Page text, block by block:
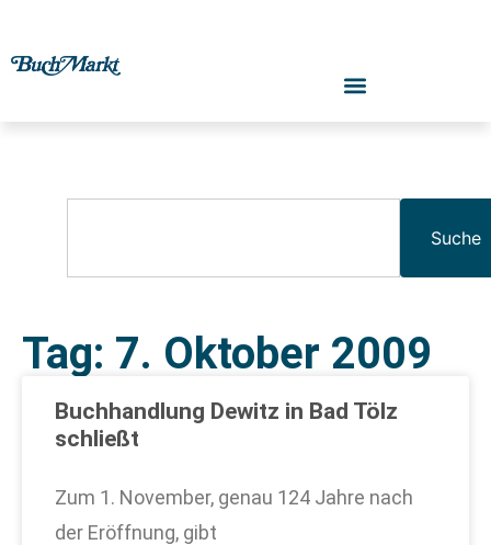
Suche
Tag: 7. Oktober 2009
Buchhandlung Dewitz in Bad Tölz
schließt
Zum 1. November, genau 124 Jahre nach
der Eröffnung, gibt